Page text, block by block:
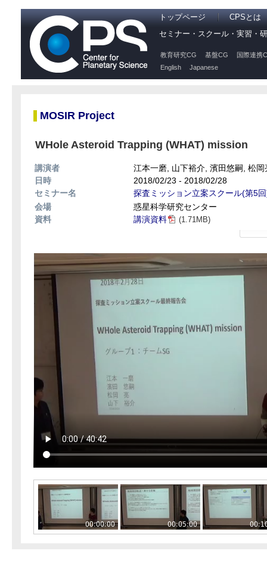
トップページ
CPSとは
セミナー・スクール・実習・
教育研究CG 基盤CG
国際連携
English
Japanese
MOSIR Project
WHole Asteroid Trapping (WHAT) mission
講演者
江本一磨, 山下裕介, 濱田悠嗣, 松岡
日時
2018/02/23 - 2018/02/28
セミナー名
探査ミッション立案スクール(第5
会場
惑星科学研究センター
資料
講演資料 (1.71MB)
00:00:00 00:05:00